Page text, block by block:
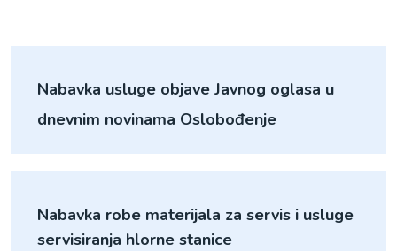
Nabavka usluge objave Javnog oglasa u
dnevnim novinama Oslobođenje
Nabavka robe materijala za servis i usluge
servisiranja hlorne stanice